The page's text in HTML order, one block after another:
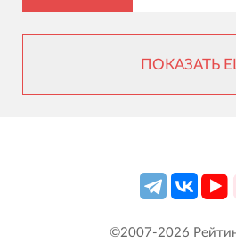
ПОКАЗАТЬ
©2007-2026